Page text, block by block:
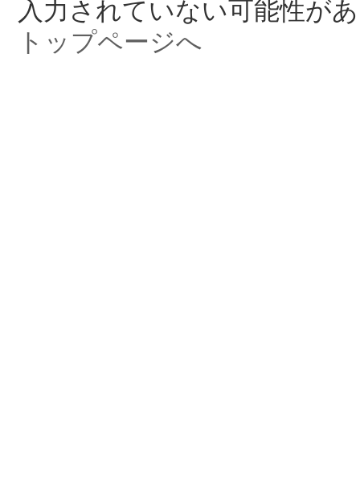
入力されていない可能性が
トップページへ